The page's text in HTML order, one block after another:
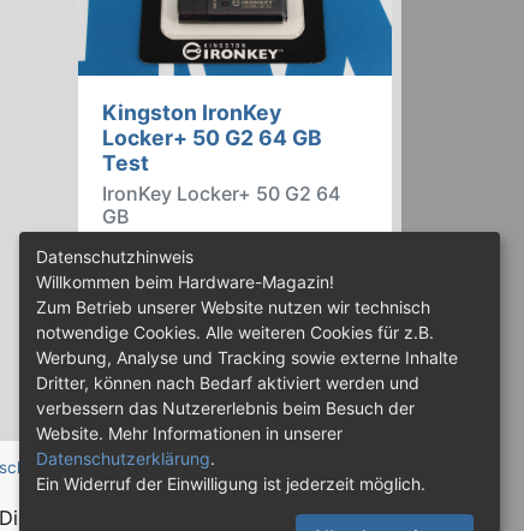
Kingston IronKey
Locker+ 50 G2 64 GB
Test
IronKey Locker+ 50 G2 64
GB
Der IronKey Locker+ 50 G2 von
Kingston ist ein USB-
Flashspeicher mit 256 Bit starker
AES-HW-Verschlüsselung im XTS-
Modus. Wir haben das 64-GB-
Modell im Praxistest genauer
begutachtet.
Datenschutzhinweis
Willkommen beim Hardware-Magazin!
Zum Betrieb unserer Website nutzen wir technisch
notwendige Cookies. Alle weiteren Cookies für z.B.
Werbung, Analyse und Tracking sowie externe Inhalte
Dritter, können nach Bedarf aktiviert werden und
verbessern das Nutzererlebnis beim Besuch der
Website. Mehr Informationen in unserer
Datenschutzerklärung.
Ein Widerruf der Einwilligung ist jederzeit möglich.